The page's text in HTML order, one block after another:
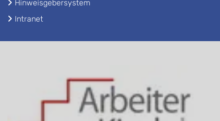
Hinweisgebersystem
Intranet